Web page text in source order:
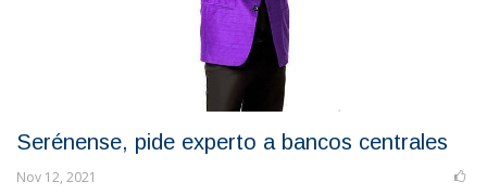
Serénense, pide experto a bancos centrales
Nov 12, 2021